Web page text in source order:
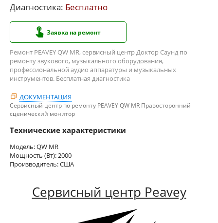
Диагностика: Бесплатно
Заявка на ремонт
Ремонт PEAVEY QW MR, сервисный центр Доктор Саунд по
ремонту звукового, музыкального оборудования,
профессиональной аудио аппаратуры и музыкальных
инструментов. Бесплатная диагностика
ДОКУМЕНТАЦИЯ
Сервисный центр по ремонту PEAVEY QW MR Правосторонний
сценический монитор
Технические характеристики
Модель: QW MR
Мощность (Вт): 2000
Производитель: США
Сервисный центр Peavey